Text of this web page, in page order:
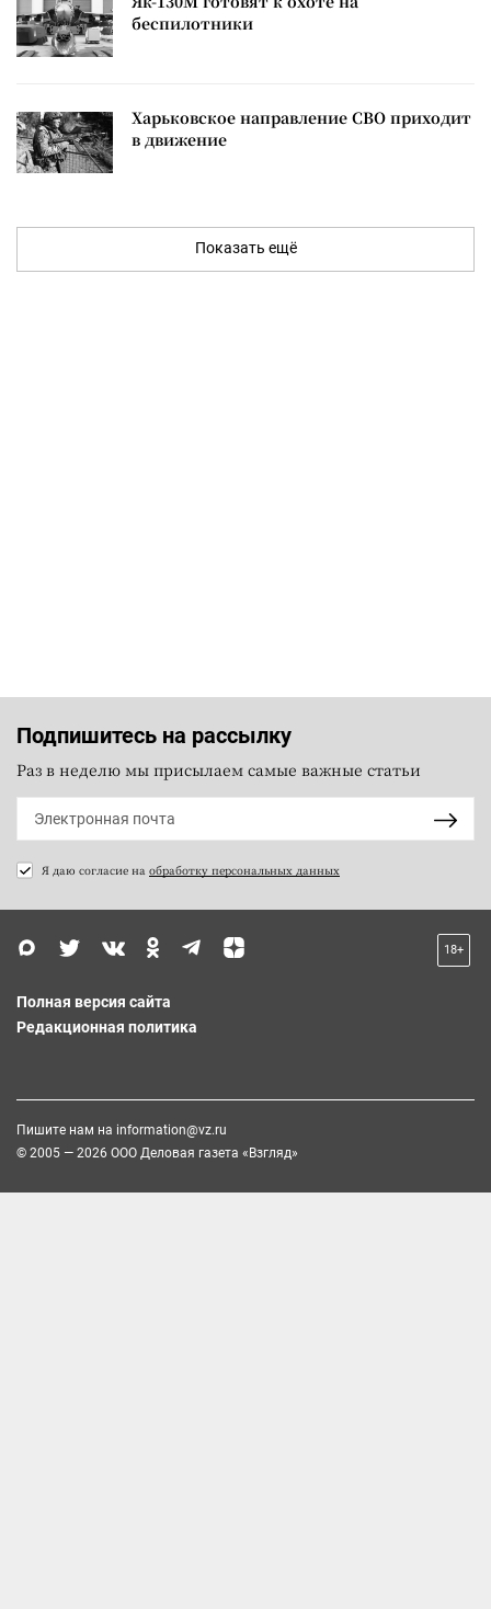
беспилотники
Харьковское направление СВО приходит
в движение
Показать ещё
Подпишитесь на рассылку
Раз в неделю мы присылаем самые важные статьи
Я даю согласие на обработку персональных данных
18+
Полная версия сайта
Редакционная политика
Пишите нам на information@vz.ru
© 2005 — 2026 ООО Деловая газета «Взгляд»